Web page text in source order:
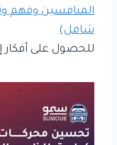
المنافسين وفهم
شامل)
للحصول على أفكار